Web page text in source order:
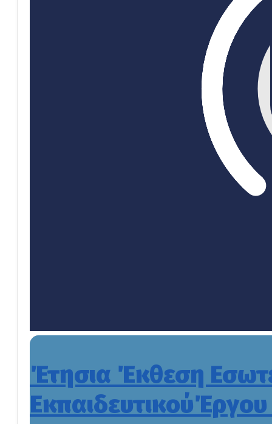
Έτησια Έκθεση